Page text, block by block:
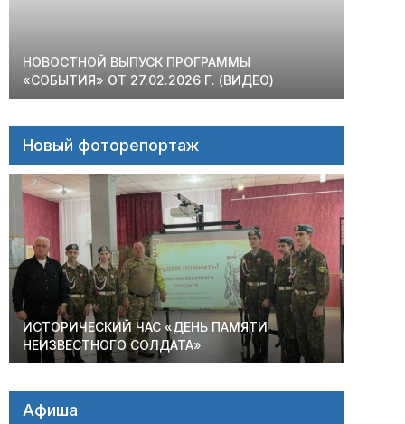
НОВОСТНОЙ ВЫПУСК ПРОГРАММЫ
«СОБЫТИЯ» ОТ 27.02.2026 Г. (ВИДЕО)
Новый фоторепортаж
ИСТОРИЧЕСКИЙ ЧАС «ДЕНЬ ПАМЯТИ
НЕИЗВЕСТНОГО СОЛДАТА»
Афиша